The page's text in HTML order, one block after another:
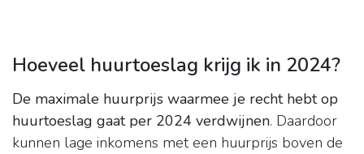
Hoeveel huurtoeslag krijg ik in 2024?
De maximale huurprijs waarmee je recht hebt op
huurtoeslag gaat per 2024 verdwijnen. Daardoor
kunnen lage inkomens met een huurprijs boven de